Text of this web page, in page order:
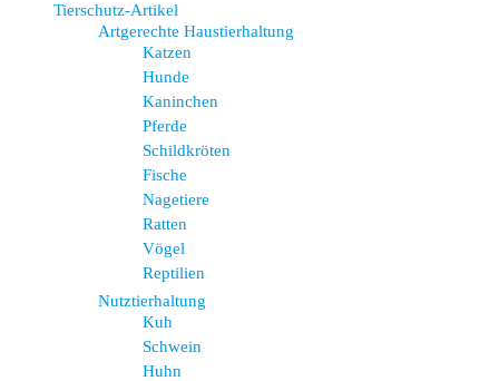
Tierschutz-Artikel
Artgerechte Haustierhaltung
Katzen
Hunde
Kaninchen
Pferde
Schildkröten
Fische
Nagetiere
Ratten
Vögel
Reptilien
Nutztierhaltung
Kuh
Schwein
Huhn